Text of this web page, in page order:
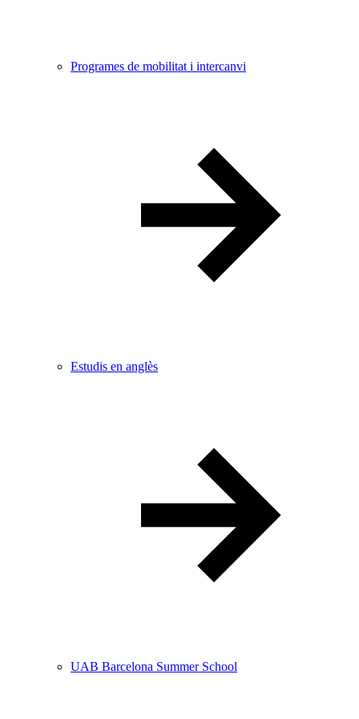
Programes de mobilitat i intercanvi
Estudis en anglès
UAB Barcelona Summer School